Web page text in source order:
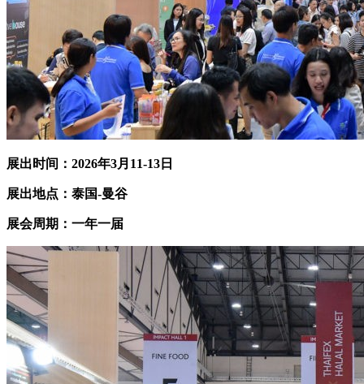
展出时间：2026年3月 11-13 日
展出地点：泰国-曼谷
展会周期：一年一届